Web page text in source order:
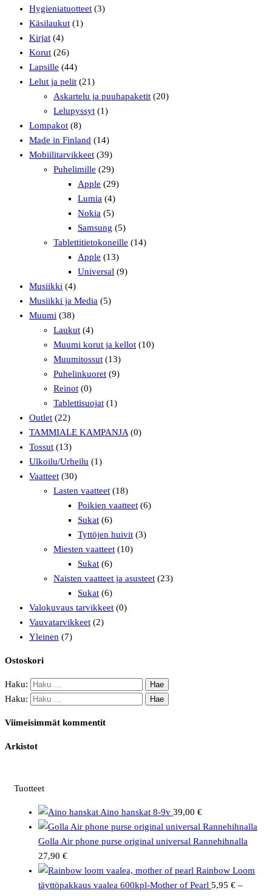
Hygieniatuotteet (3)
Käsilaukut (1)
Kirjat (4)
Korut (26)
Lapsille (44)
Lelut ja pelit (21)
Askartelu ja puuhapaketit (20)
Lelupyssyt (1)
Lompakot (8)
Made in Finland (14)
Mobiilitarvikkeet (39)
Puhelimille (29)
Apple (29)
Lumia (4)
Nokia (5)
Samsung (5)
Tablettitietokoneille (14)
Apple (13)
Universal (9)
Musiikki (4)
Musiikki ja Media (5)
Muumi (38)
Laukut (4)
Muumi korut ja kellot (10)
Muumitossut (13)
Puhelinkuoret (9)
Reinot (0)
Tablettisuojat (1)
Outlet (22)
TAMMIALE KAMPANJA (0)
Tossut (13)
Ulkoilu/Urheilu (1)
Vaatteet (30)
Lasten vaatteet (18)
Poikien vaatteet (6)
Sukat (6)
Tyttöjen huivit (3)
Miesten vaatteet (10)
Sukat (6)
Naisten vaatteet ja asusteet (23)
Sukat (6)
Valokuvaus tarvikkeet (0)
Vauvatarvikkeet (2)
Yleinen (7)
Ostoskori
Haku:
Haku:
Viimeisimmät kommentit
Arkistot
Tuotteet
Aino hanskat 8-9v 39,00 €
Golla Air phone purse original universal Rannehihnalla
27,90 €
Rainbow Loom
täyttöpakkaus vaalea 600kpl-Mother of Pearl 5,95 € –